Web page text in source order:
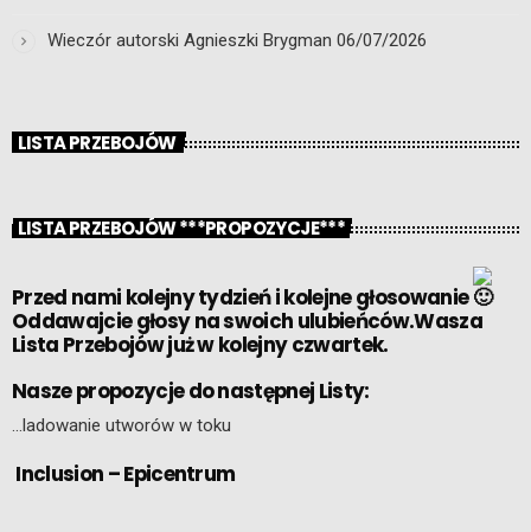
Wieczór autorski Agnieszki Brygman 06/07/2026
LISTA PRZEBOJÓW
LISTA PRZEBOJÓW ***PROPOZYCJE***
Przed nami kolejny tydzień i kolejne głosowanie
Oddawajcie głosy na swoich ulubieńców.Wasza
Lista Przebojów już w kolejny czwartek.
Nasze propozycje do następnej Listy:
…ladowanie utworów w toku
Inclusion – Epicentrum